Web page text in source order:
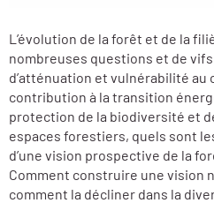
L’évolution de la forêt et de la
nombreuses questions et de
d’atténuation et vulnérabilité au
contribution à la transition
protection de la biodiversité et
espaces forestiers, quels sont
d’une vision prospective de la
Comment construire une vision
comment la décliner dans la